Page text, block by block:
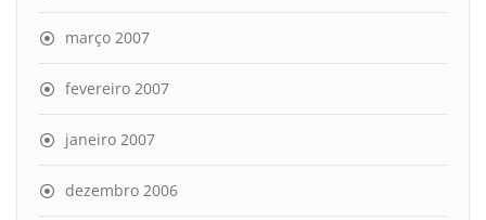
março 2007
fevereiro 2007
janeiro 2007
dezembro 2006